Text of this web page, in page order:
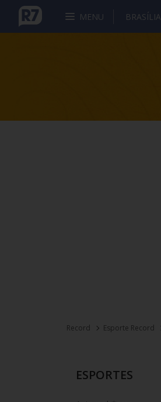
MENU BRASÍLIA
Record Esporte Record
ESPORTES